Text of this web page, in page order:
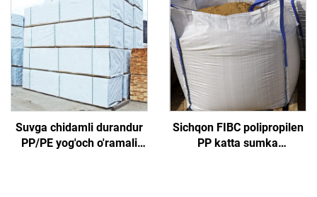
Suvga chidamli durandur
PP/PE yog'och o'ramali
Sichqon FIBC polipropilen
PP katta sumka